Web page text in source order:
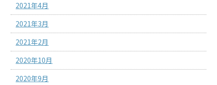
2021年4月
2021年3月
2021年2月
2020年10月
2020年9月